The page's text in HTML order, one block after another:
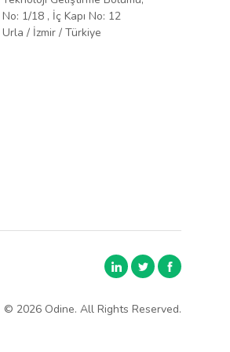
No: 1/18 , İç Kapı No: 12
Urla / İzmir / Türkiye
© 2026 Odine. All Rights Reserved.